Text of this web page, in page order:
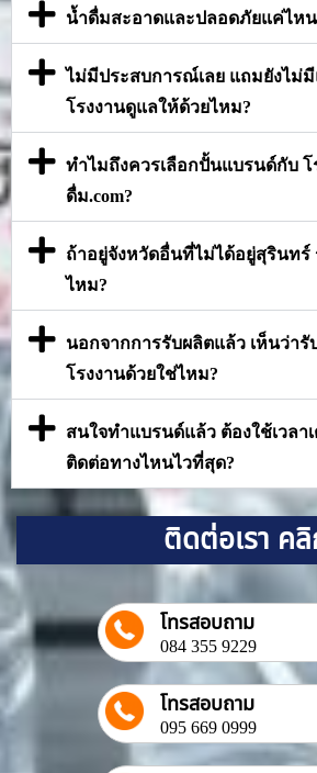
น้ำดื่มสะอาดและปลอดภัยแค่ไห
ไม่มีประสบการณ์เลย แถมยังไม่
โรงงานดูแลให้ด้วยไหม?
ทำไมถึงควรเลือกปั้นแบรนด์กับ โ
ดื่ม.com?
ถ้าอยู่จังหวัดอื่นที่ไม่ได้อยู่สุรินทร์
ไหม?
นอกจากการรับผลิตแล้ว เห็นว่ารั
โรงงานด้วยใช่ไหม?
สนใจทำแบรนด์แล้ว ต้องใช้เวลา
ติดต่อทางไหนไวที่สุด?
ติดต่อเรา ค
โทรสอบถาม
084 355 9229
โทรสอบถาม
095 669 0999